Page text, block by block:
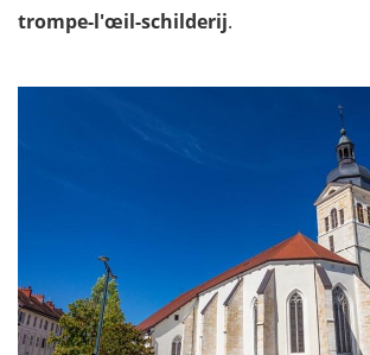
trompe-l'œil-schilderij.